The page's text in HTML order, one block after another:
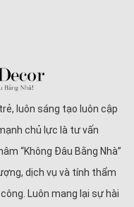
luôn sáng tạo luôn cập
chủ lực là tư vấn
“Không Đâu Bằng Nhà”
dịch vụ và tính thẩm
Luôn mang lại sự hài